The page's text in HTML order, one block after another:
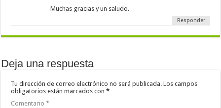
Muchas gracias y un saludo.
Responder
Deja una respuesta
Tu dirección de correo electrónico no será publicada. Los campos
obligatorios están marcados con*
Comentario*